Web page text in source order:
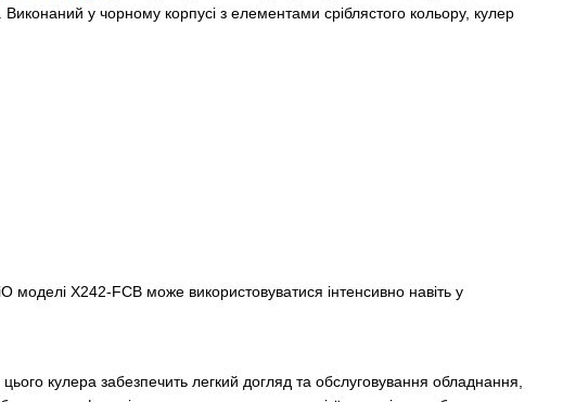
у чорному корпусі з елементами сріблястого кольору, кулер
X242-FCB може використовуватися інтенсивно навіть у
кулера забезпечить легкий догляд та обслуговування обладнання,